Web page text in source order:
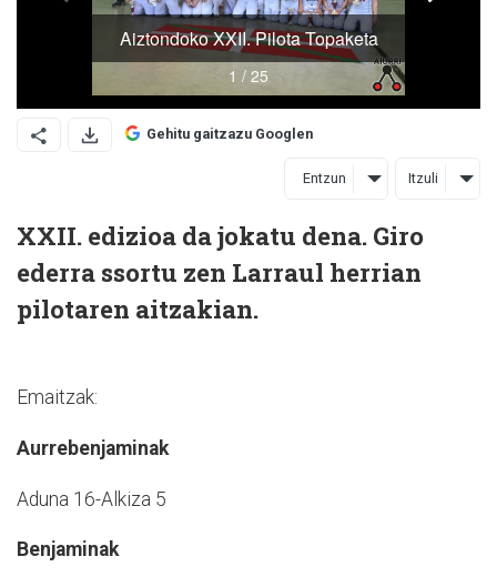
Gehitu gaitzazu Googlen
Entzun Itzuli
XXII. edizioa da jokatu dena. Giro
ederra ssortu zen Larraul herrian
pilotaren aitzakian.
Emaitzak:
Aurrebenjaminak
Aduna 16-Alkiza 5
Benjaminak